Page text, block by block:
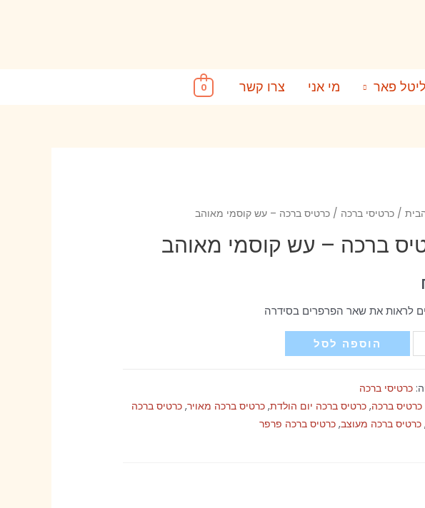
מי אני צרו קשר 0
/ כרטיסי ברכה / כרטיס ברכה – עש קוסמי מאוהב
ברכה – עש קוסמי מאוהב
לראות את שאר הפרפרים בסידרה
הוספה לסל
כרטיסי ברכה
כרטיס ברכה, כרטיס ברכה יום הולדת, כרטיס ברכה מאויר, כרטיס ברכה
, כרטיס ברכה מעוצב, כרטיס ברכה פרפר